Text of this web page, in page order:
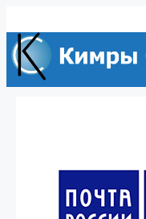
к
содержимому